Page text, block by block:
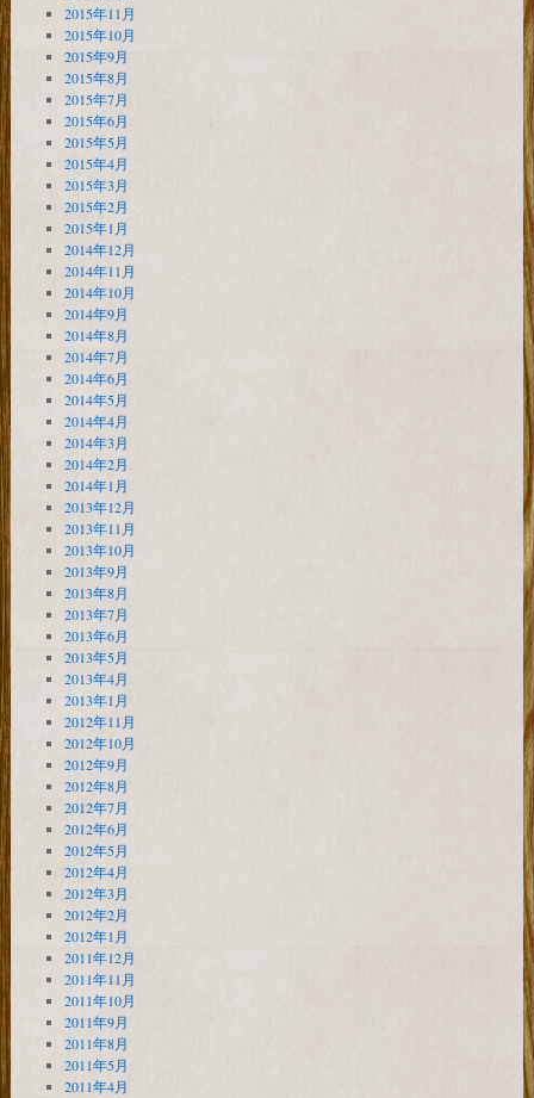
2015年11月
2015年10月
2015年9月
2015年8月
2015年7月
2015年6月
2015年5月
2015年4月
2015年3月
2015年2月
2015年1月
2014年12月
2014年11月
2014年10月
2014年9月
2014年8月
2014年7月
2014年6月
2014年5月
2014年4月
2014年3月
2014年2月
2014年1月
2013年12月
2013年11月
2013年10月
2013年9月
2013年8月
2013年7月
2013年6月
2013年5月
2013年4月
2013年1月
2012年11月
2012年10月
2012年9月
2012年8月
2012年7月
2012年6月
2012年5月
2012年4月
2012年3月
2012年2月
2012年1月
2011年12月
2011年11月
2011年10月
2011年9月
2011年8月
2011年5月
2011年4月